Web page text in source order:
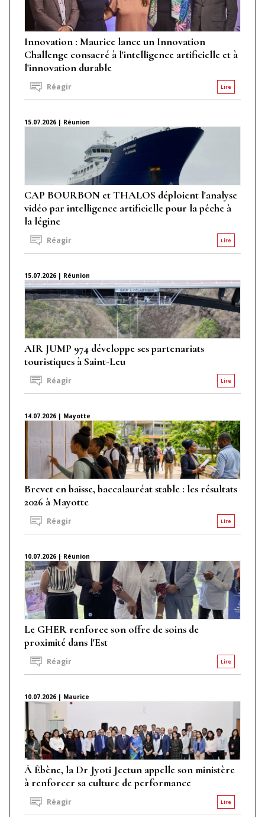
Innovation : Maurice lance un Innovation
Challenge consacré à l'intelligence artificielle et à
l'innovation durable
Lire
Réagir
15.07.2026 | Réunion
CAP BOURBON et THALOS déploient l'analyse
vidéo par intelligence artificielle pour la pêche à
la légine
Lire
Réagir
15.07.2026 | Réunion
AIR JUMP 974 développe ses partenariats
touristiques à Saint-Leu
Lire
Réagir
14.07.2026 | Mayotte
Brevet en baisse, baccalauréat stable : les résultats
2026 à Mayotte
Lire
Réagir
10.07.2026 | Réunion
Le GHER renforce son offre de soins de
proximité dans l'Est
Lire
Réagir
10.07.2026 | Maurice
À Ébène, la Dr Jyoti Jeetun appelle son ministère
à renforcer sa culture de performance
Lire
Réagir